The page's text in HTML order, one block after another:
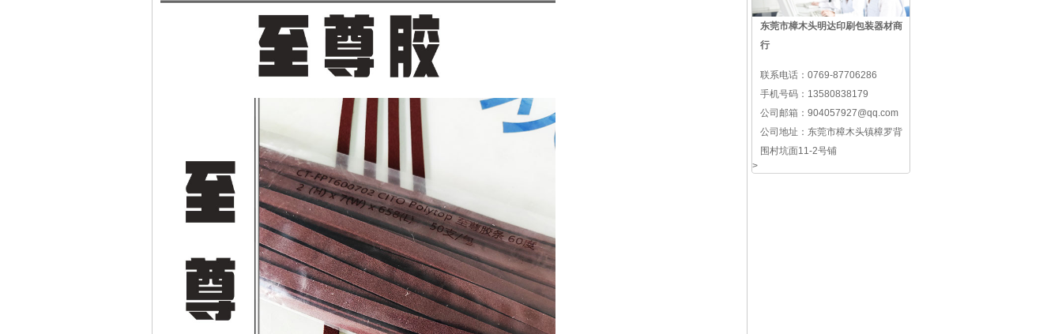
东莞市樟木头明达印刷包装器材商
行
联系电话： 0769-87706286
手机号码： 13580838179
公司邮箱： 904057927@qq.com
公司地址： 东莞市樟木头镇樟罗背
围村坑面11-2号铺
>